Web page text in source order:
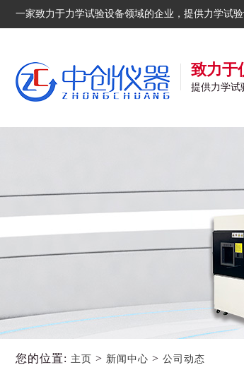
一家致力于力学试验设备领域的企业，提供力学试
致力于
提供力学试
您的位置: 主页 > 新闻中心 > 公司动态